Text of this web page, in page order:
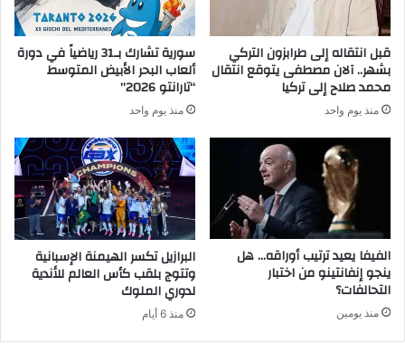
قبل انتقاله إلى طرابزون التركي
بشهر.. آلان مصطفى يتوقع انتقال
محمد صلاح إلى تركيا
منذ يوم واحد
سورية تشارك بـ31 رياضياً في دورة
ألعاب البحر الأبيض المتوسط
“تارانتو 2026”
منذ يوم واحد
الفيفا يعيد ترتيب أوراقه… هل
ينجو إنفانتينو من اختبار
التحالفات؟
منذ يومين
البرازيل تكسر الهيمنة الإسبانية
وتتوج بلقب كأس العالم للأندية
لدوري الملوك
منذ 6 أيام